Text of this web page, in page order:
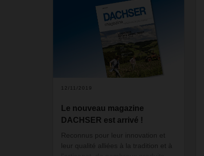
12/11/2019
Le nouveau magazine
DACHSER est arrivé !
Reconnus pour leur innovation et
leur qualité alliées à la tradition et à